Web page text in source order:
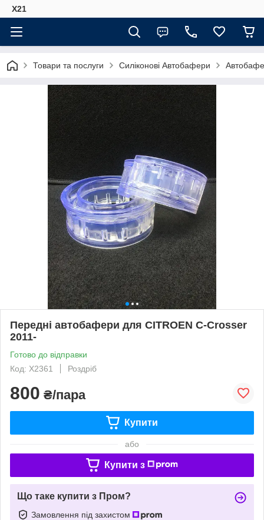
Х21
Товари та послуги Силіконові Автобафери
Передні автобафери для CITROEN C-Crosser
2011-
Готово до відправки
Код: X2361
Роздріб
800 ₴/пара
Купити
або
Купити з
Що таке купити з Пром?
Замовлення під захистом